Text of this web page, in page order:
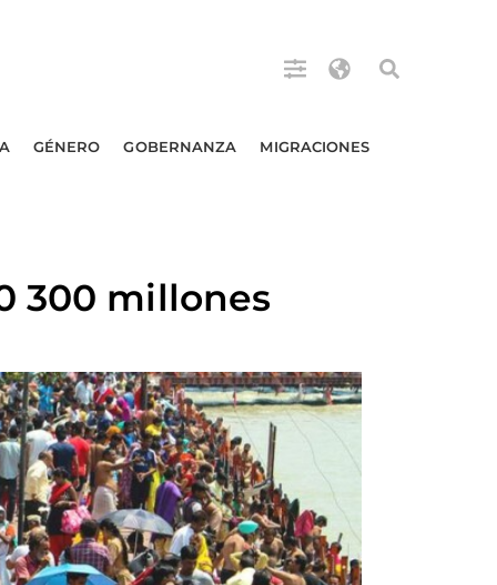
GÉNERO GOBERNANZA MIGRACIONES
300 millones